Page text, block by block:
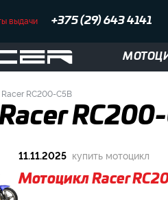
выдачи +375 (29) 643 4141
Racer RC200-C5B
11.11.2025 купить мотоцикл
Мотоцикл Racer